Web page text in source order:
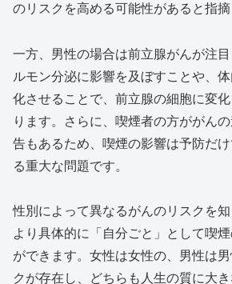
のリスクを高める可能性があると指摘
一方、男性の場合は前立腺がんが注
ルモン分泌に影響を及ぼすことや、
化させることで、前立腺の細胞に変
ります。さらに、喫煙者の方ががん
告もあるため、喫煙の影響は予防だ
る重大な問題です。
性別によって異なるがんのリスクを
より具体的に「自分ごと」として喫
ができます。女性は女性の、男性は
クが存在し、どちらも人生の質に大